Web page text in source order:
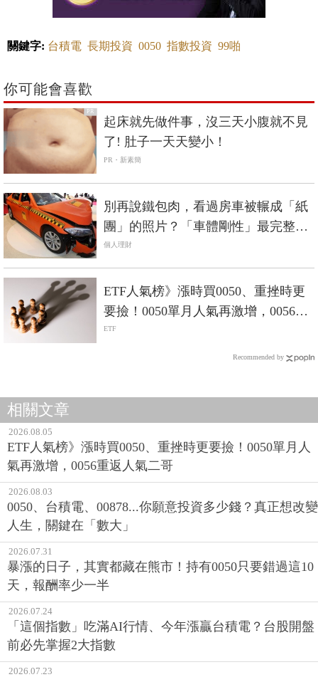
關鍵字: 台積電 長期投資 0050 指數投資 99啪
你可能會喜歡
PR
起床就先做件事，沒三天小腹就不見
了! 肚子一天天變小！
PR・新素簡
別再說鐵包肉，看過房車被輾成「紙
團」的照片？「車體剛性」最完整解
析《國產車篇》
個人理財
ETF人氣榜》漲時買0050、重挫時更
要撿！0050單月人氣再激增，0056重
返人氣二哥
ETF
Recommended by
相關文章
2026.08.05
ETF人氣榜》漲時買0050、重挫時更要撿！0050單月人
氣再激增，0056重返人氣二哥
2026.08.03
0050、台積電、00878...你願意投資多少錢？真正想改變
人生，關鍵在「數大」
2026.07.31
暴漲的日子，其實都藏在熊市！持有0050只要錯過這10
天，報酬率少一半
2026.07.24
「這個指數」吃滿AI行情、今年漲贏台積電？台股開盤
前必先掌握2大指數
2026.07.23